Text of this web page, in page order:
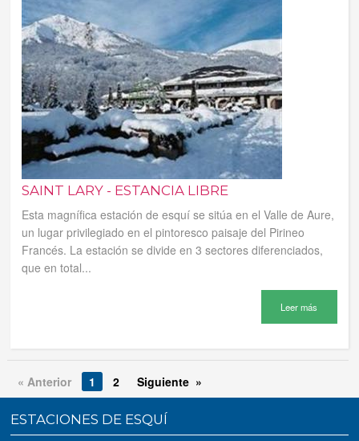
SAINT LARY - ESTANCIA LIBRE
Esta magnífica estación de esquí se sitúa en el Valle de Aure,
un lugar privilegiado en el pintoresco paisaje del Pirineo
Francés. La estación se divide en 3 sectores diferenciados,
que en total...
Leer más
« Anterior 1 2 Siguiente »
ESTACIONES DE ESQUÍ